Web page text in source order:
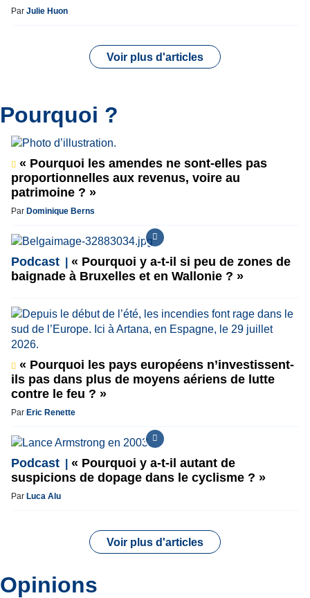
Par Julie Huon
Voir plus d'articles
Pourquoi ?
« Pourquoi les amendes ne sont-elles pas
proportionnelles aux revenus, voire au
patrimoine ? »
Par Dominique Berns
Podcast
« Pourquoi y a-t-il si peu de zones de
baignade à Bruxelles et en Wallonie ? »
« Pourquoi les pays européens n’investissent-
ils pas dans plus de moyens aériens de lutte
contre le feu ? »
Par Eric Renette
Podcast
« Pourquoi y a-t-il autant de
suspicions de dopage dans le cyclisme ? »
Par Luca Alu
Voir plus d'articles
Opinions